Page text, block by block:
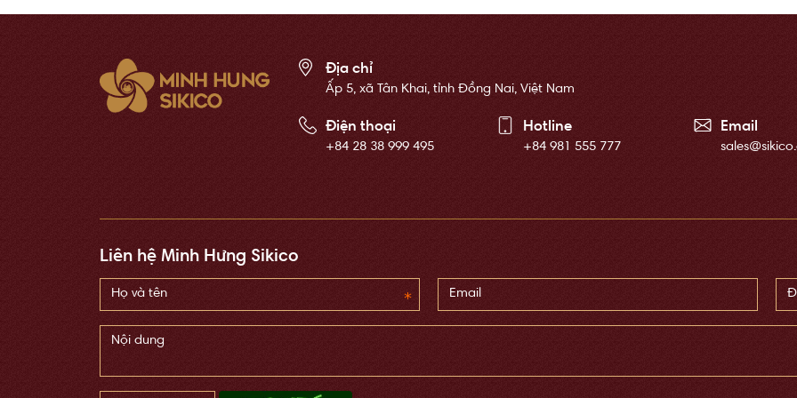
Địa chỉ
Ấp 5, xã Tân Khai, tỉnh Đồng Nai, Việt Nam
Điện thoại
+84 28 38 999 495
Hotline
+84 981 555 777
Email
Liên hệ Minh Hưng Sikico